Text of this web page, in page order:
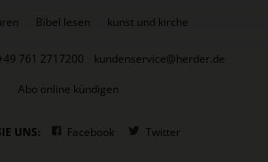
Bibel lesen kunst und kirche
761 2717200
kundenservice@herder.de
Abo online kündigen
UNS: Facebook Twitter